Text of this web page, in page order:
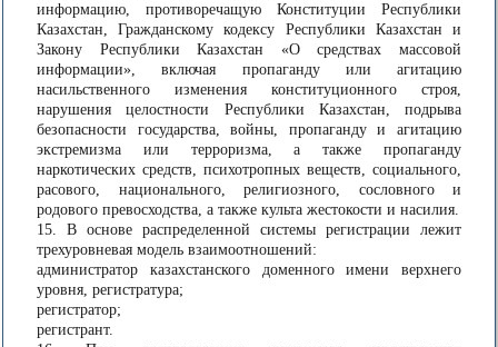
информацию, противоречащую Конституции Республики
Казахстан, Гражданскому кодексу Республики Казахстан и
Закону Республики Казахстан «О средствах массовой
информации», включая пропаганду или агитацию
насильственного изменения конституционного строя,
нарушения целостности Республики Казахстан, подрыва
безопасности государства, войны, пропаганду и агитацию
экстремизма или терроризма, а также пропаганду
наркотических средств, психотропных веществ, социального,
расового, национального, религиозного, сословного и
родового превосходства, а также культа жестокости и насилия.
15. В основе распределенной системы регистрации лежит
трехуровневая модель взаимоотношений:
администратор казахстанского доменного имени верхнего
уровня, регистратура;
регистратор;
регистрант.